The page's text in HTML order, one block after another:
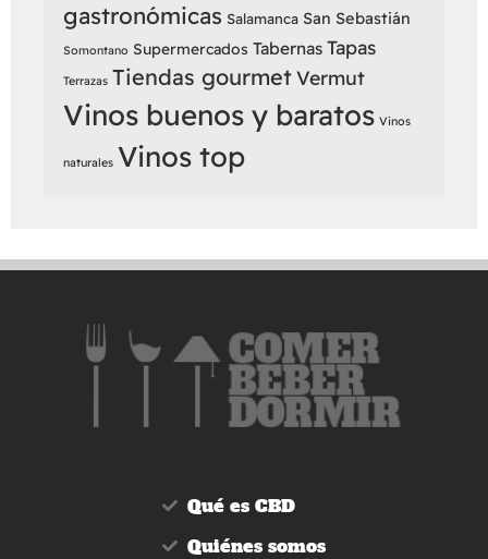
gastronómicas Salamanca San Sebastián
Somontano Supermercados Tabernas Tapas
Terrazas Tiendas gourmetVermut
Vinos buenos y baratos Vinos
naturales Vinos top
Qué es CBD
Quiénes somos